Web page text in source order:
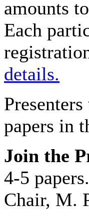
amounts
Each
details.
papers in
Join the
4-5
Chair, M.